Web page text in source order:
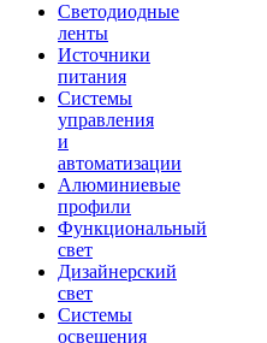
Светодиодные
ленты
Источники
питания
Системы
управления
и
автоматизации
Алюминиевые
профили
Функциональный
свет
Дизайнерский
свет
Системы
освещения